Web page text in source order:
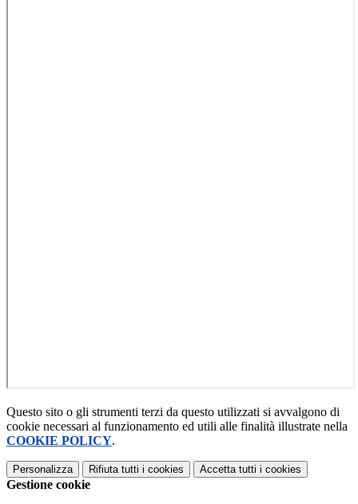
Questo sito o gli strumenti terzi da questo utilizzati si avvalgono di
cookie necessari al funzionamento ed utili alle finalità illustrate nella
COOKIE POLICY.
Personalizza Rifiuta tutti i cookies Accetta tutti i cookies
Gestione cookie